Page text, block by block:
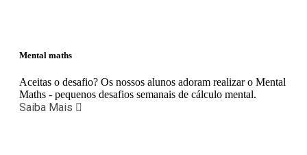
Mental maths
Aceitas o desafio? Os nossos alunos adoram realizar o Mental
Maths - pequenos desafios semanais de cálculo mental.
Saiba Mais